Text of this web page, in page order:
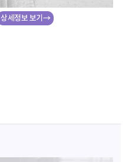
상세정보 보기→